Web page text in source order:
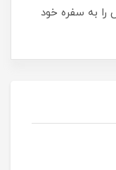
را به سفره خود